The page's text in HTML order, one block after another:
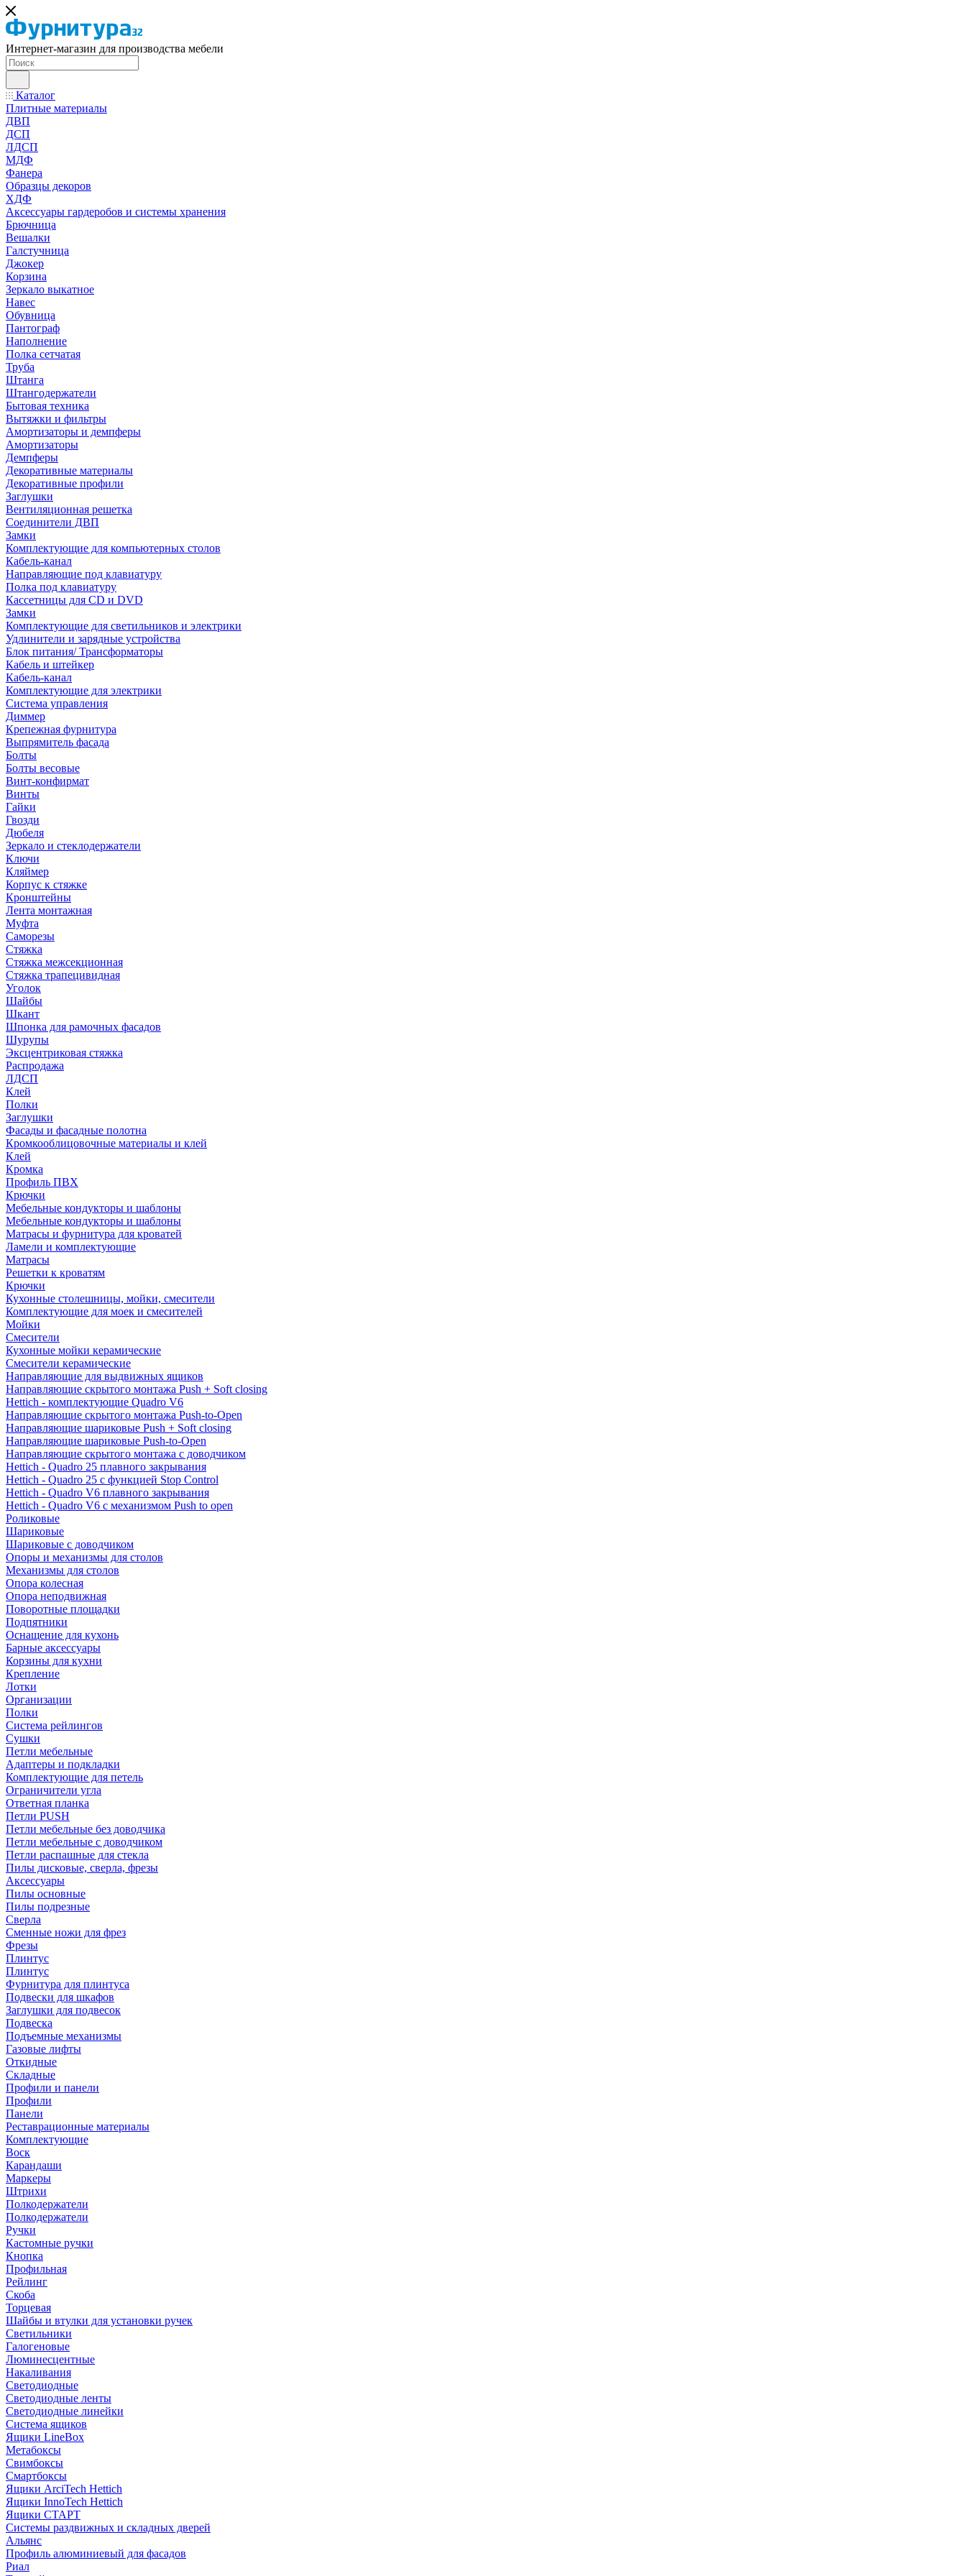
Интернет-магазин для производства мебели
Каталог
Плитные материалы
ДВП
ДСП
ЛДСП
МДФ
Фанера
Образцы декоров
ХДФ
Аксессуары гардеробов и системы хранения
Брючница
Вешалки
Галстучница
Джокер
Корзина
Зеркало выкатное
Навес
Обувница
Пантограф
Наполнение
Полка сетчатая
Труба
Штанга
Штангодержатели
Бытовая техника
Вытяжки и фильтры
Амортизаторы и демпферы
Амортизаторы
Демпферы
Декоративные материалы
Декоративные профили
Заглушки
Вентиляционная решетка
Соединители ДВП
Замки
Комплектующие для компьютерных столов
Кабель-канал
Направляющие под клавиатуру
Полка под клавиатуру
Кассетницы для CD и DVD
Замки
Комплектующие для светильников и электрики
Удлинители и зарядные устройства
Блок питания/ Трансформаторы
Кабель и штейкер
Кабель-канал
Комплектующие для электрики
Система управления
Диммер
Крепежная фурнитура
Выпрямитель фасада
Болты
Болты весовые
Винт-конфирмат
Винты
Гайки
Гвозди
Дюбеля
Зеркало и стеклодержатели
Ключи
Кляймер
Корпус к стяжке
Кронштейны
Лента монтажная
Муфта
Саморезы
Стяжка
Стяжка межсекционная
Стяжка трапецивидная
Уголок
Шайбы
Шкант
Шпонка для рамочных фасадов
Шурупы
Эксцентриковая стяжка
Распродажа
ЛДСП
Клей
Полки
Заглушки
Фасады и фасадные полотна
Кромкооблицовочные материалы и клей
Клей
Кромка
Профиль ПВХ
Крючки
Мебельные кондукторы и шаблоны
Мебельные кондукторы и шаблоны
Матрасы и фурнитура для кроватей
Ламели и комплектующие
Матрасы
Решетки к кроватям
Крючки
Кухонные столешницы, мойки, смесители
Комплектующие для моек и смесителей
Мойки
Смесители
Кухонные мойки керамические
Смесители керамические
Направляющие для выдвижных ящиков
Направляющие скрытого монтажа Push + Soft closing
Hettich - комплектующие Quadro V6
Направляющие скрытого монтажа Push-to-Open
Направляющие шариковые Push + Soft closing
Направляющие шариковые Push-to-Open
Направляющие скрытого монтажа с доводчиком
Hettich - Quadro 25 плавного закрывания
Hettich - Quadro 25 с функцией Stop Control
Hettich - Quadro V6 плавного закрывания
Hettich - Quadro V6 с механизмом Push to open
Роликовые
Шариковые
Шариковые с доводчиком
Опоры и механизмы для столов
Механизмы для столов
Опора колесная
Опора неподвижная
Поворотные площадки
Подпятники
Оснащение для кухонь
Барные аксессуары
Корзины для кухни
Крепление
Лотки
Организации
Полки
Система рейлингов
Сушки
Петли мебельные
Адаптеры и подкладки
Комплектующие для петель
Ограничители угла
Ответная планка
Петли PUSH
Петли мебельные без доводчика
Петли мебельные с доводчиком
Петли распашные для стекла
Пилы дисковые, сверла, фрезы
Аксессуары
Пилы основные
Пилы подрезные
Сверла
Сменные ножи для фрез
Фрезы
Плинтус
Плинтус
Фурнитура для плинтуса
Подвески для шкафов
Заглушки для подвесок
Подвеска
Подъемные механизмы
Газовые лифты
Откидные
Складные
Профили и панели
Профили
Панели
Реставрационные материалы
Комплектующие
Воск
Карандаши
Маркеры
Штрихи
Полкодержатели
Полкодержатели
Ручки
Кастомные ручки
Кнопка
Профильная
Рейлинг
Скоба
Торцевая
Шайбы и втулки для установки ручек
Светильники
Галогеновые
Люминесцентные
Накаливания
Светодиодные
Светодиодные ленты
Светодиодные линейки
Система ящиков
Ящики LineBox
Метабоксы
Свимбоксы
Смартбоксы
Ящики ArciTech Hettich
Ящики InnoTech Hettich
Ящики СТАРТ
Системы раздвижных и складных дверей
Альянс
Профиль алюминиевый для фасадов
Риал